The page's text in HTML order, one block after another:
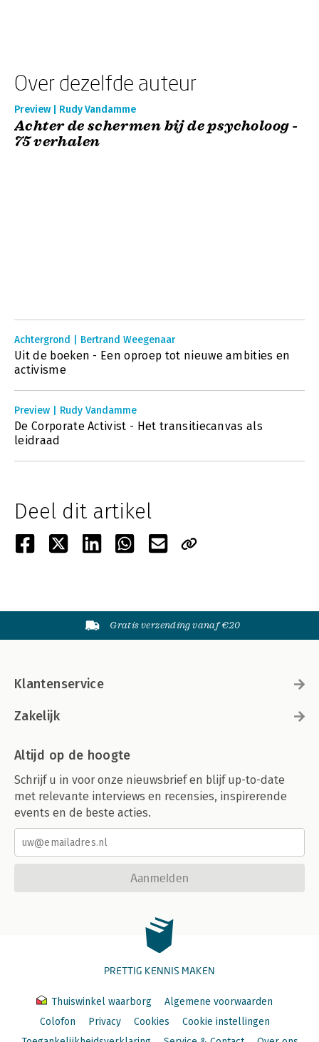
Over dezelfde auteur
Preview | Rudy Vandamme
Achter de schermen bij de psycholoog -
75 verhalen
Achtergrond | Bertrand Weegenaar
Uit de boeken - Een oproep tot nieuwe ambities en
activisme
Preview | Rudy Vandamme
De Corporate Activist - Het transitiecanvas als
leidraad
Deel dit artikel
Gratis verzending vanaf €20
Klantenservice
Zakelijk
Altijd op de hoogte
Schrijf u in voor onze nieuwsbrief en blijf up-to-date
met relevante interviews en recensies, inspirerende
events en de beste acties.
Aanmelden
PRETTIG KENNIS MAKEN
Thuiswinkel waarborg
Algemene voorwaarden
Colofon
Privacy Cookies
Cookie instellingen